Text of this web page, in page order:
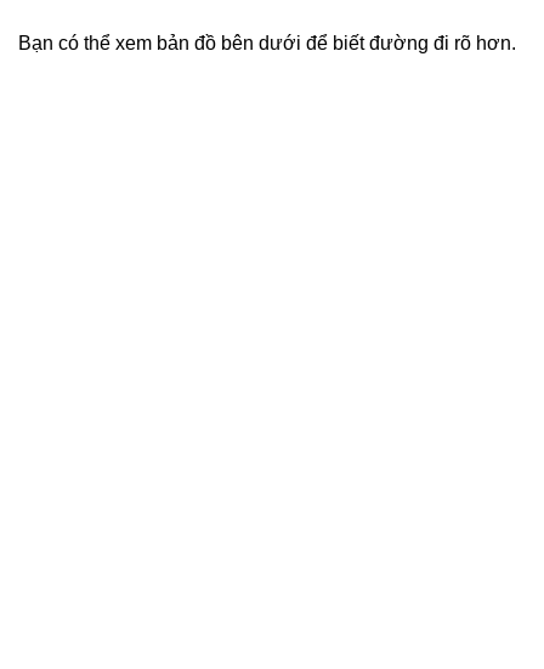
Bạn có thể xem bản đồ bên dưới để biết đường đi rõ hơn.